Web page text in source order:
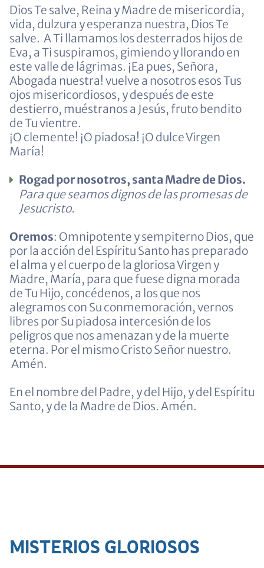
Dios Te salve, Reina y Madre de misericordia,
vida, dulzura y esperanza nuestra, Dios Te
salve. A Ti llamamos los desterrados hijos de
Eva, a Ti suspiramos, gimiendo y llorando en
este valle de lágrimas. ¡Ea pues, Señora,
Abogada nuestra! vuelve a nosotros esos Tus
ojos misericordiosos, y después de este
destierro, muéstranos a Jesús, fruto bendito
de Tu vientre.
¡O clemente! ¡O piadosa! ¡O dulce Virgen
María!
Rogad por nosotros, santa Madre de Dios.
Para que seamos dignos de las promesas de
Jesucristo.
Oremos: Omnipotente y sempiterno Dios, que
por la acción del Espíritu Santo has preparado
el alma y el cuerpo de la gloriosa Virgen y
Madre, María, para que fuese digna morada
de Tu Hijo, concédenos, a los que nos
alegramos con Su conmemoración, vernos
libres por Su piadosa intercesión de los
peligros que nos amenazan y de la muerte
eterna. Por el mismo Cristo Señor nuestro.
Amén.
En el nombre del Padre, y del Hijo, y del Espíritu
Santo, y de la Madre de Dios. Amén.
MISTERIOS GLORIOSOS